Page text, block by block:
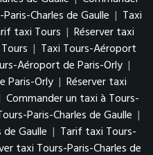
Charles de Gaulle | Taxi
taxi Tours | Réserver taxi
| Taxi Tours-Aéroport
Aéroport de Paris-Orly |
Paris-Orly | Réserver taxi
Commander un taxi à Tours-
Paris-Charles de Gaulle |
Gaulle | Tarif taxi Tours-
taxi Tours-Paris-Charles de